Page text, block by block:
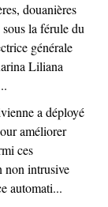
douanières
la férule du
générale
Liliana
a déployé
améliorer
ces
non intrusive
automati...